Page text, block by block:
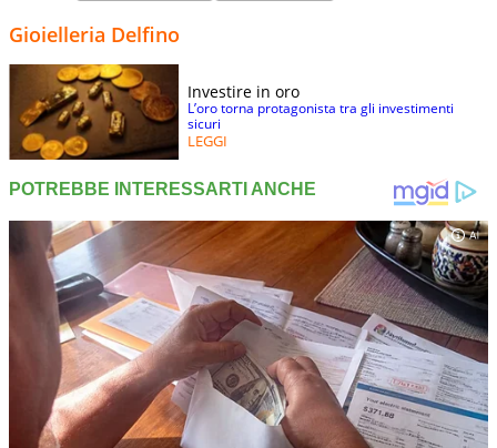
Gioielleria Delfino
Investire in oro
L’oro torna protagonista tra gli investimenti
sicuri
LEGGI